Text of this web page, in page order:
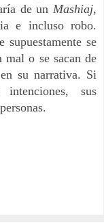
de un Mashiaj,
e incluso robo.
se
mal o se sacan de
su narrativa. Si
sus